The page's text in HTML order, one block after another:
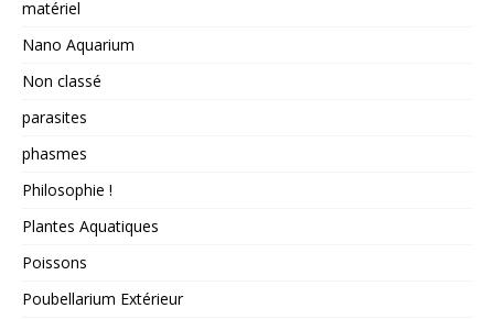
matériel
Nano Aquarium
Non classé
parasites
phasmes
Philosophie !
Plantes Aquatiques
Poissons
Poubellarium Extérieur